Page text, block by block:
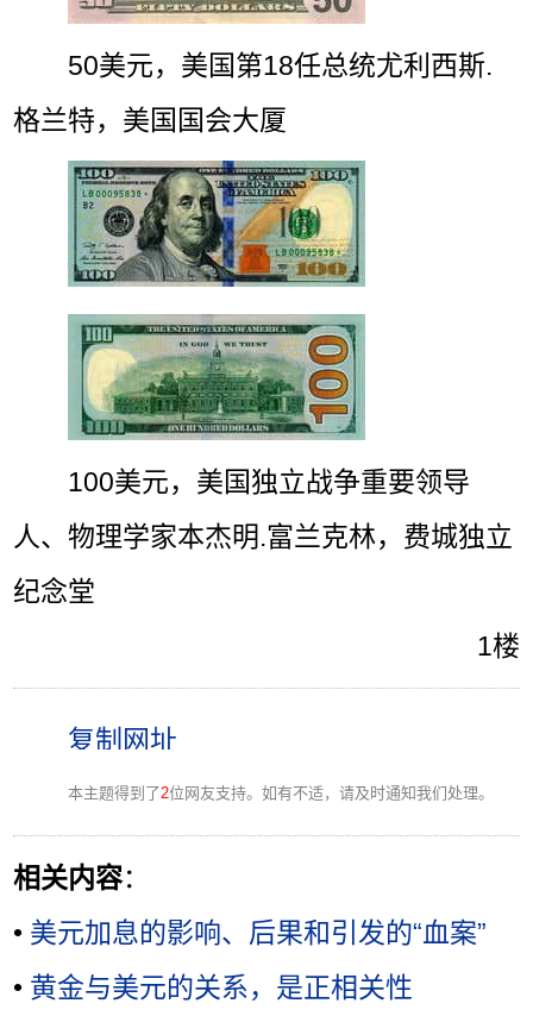
50美元，美国第18任总统尤利西斯.
格兰特，美国国会大厦
100美元，美国独立战争重要领导
人、物理学家本杰明.富兰克林，费城独立
纪念堂
1楼
本主题得到了2位网友支持。如有不适，请及时通知我们处理。
相关内容：
• 美元加息的影响、后果和引发的“血案”
• 黄金与美元的关系，是正相关性